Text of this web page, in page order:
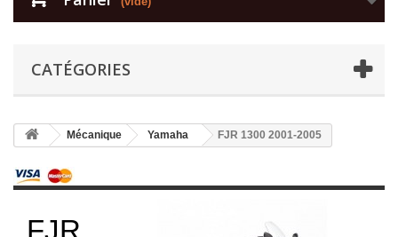
CATÉGORIES
Mécanique Yamaha FJR 1300 2001-2005
FJR